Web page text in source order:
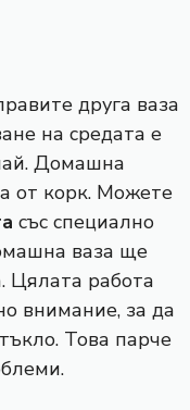
друга ваза
на средата е
Домашна
от корк. Можете
със специално
ваза ще
Цялата работа
внимание, за да
Това парче